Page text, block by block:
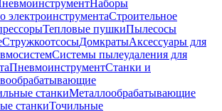
Наборы
электроинструментаСтроительное
Тепловые пушкиПылесосы
СтружкоотсосыДомкратыАксессуары для
Системы пылеудаления для
ПневмоинструментСтанки и
станкиМеталлообрабатывающие
станкиТочильные